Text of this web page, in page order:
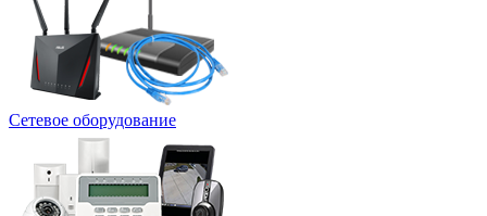
Сетевое оборудование